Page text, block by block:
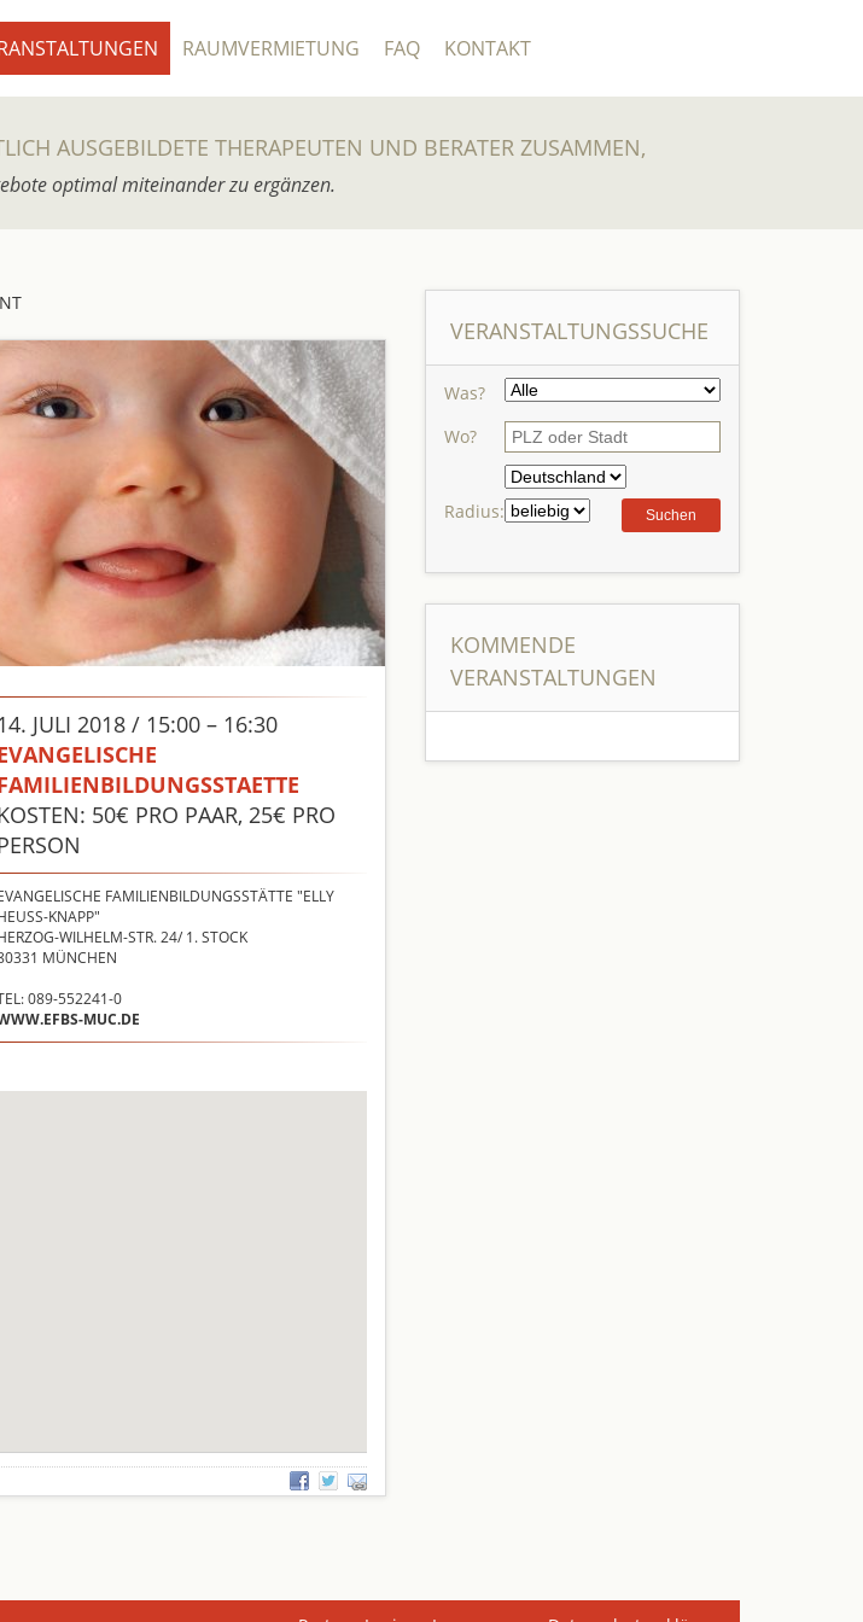
RAUMVERMIETUNG FAQ KONTAKT
AUSGEBILDETE THERAPEUTEN UND BERATER ZUSAMMEN,
optimal miteinander zu ergänzen.
14. JULI 2018 / 15:00 – 16:30
50€ PRO PAAR, 25€ PRO
FAMILIENBILDUNGSSTÄTTE "ELLY
KNAPP"
WILHELM-STR. 24/ 1. STOCK
MÜNCHEN
089-552241-0
MUC.DE
VERANSTALTUNGSSUCHE
Was?
Wo?
Radius:
KOMMENDE
VERANSTALTUNGEN